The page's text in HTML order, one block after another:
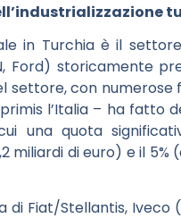
in Turchia è il
Ford) storicamente
settore, con
l’Italia – ha
una quota
miliardi di euro) e il
di Fiat/Stellantis,